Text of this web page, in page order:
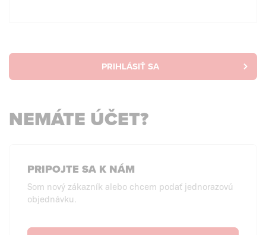
PRIHLÁSIŤ SA
NEMÁTE ÚČET?
PRIPOJTE SA K NÁM
Som nový zákazník alebo chcem podať jednorazovú
objednávku.